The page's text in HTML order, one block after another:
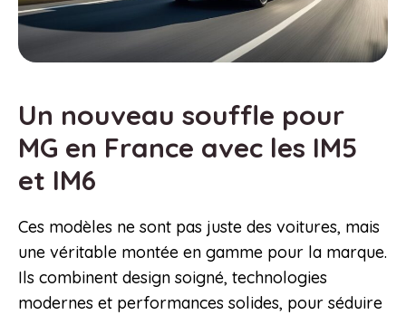
Un nouveau souffle pour
MG en France avec les IM5
et IM6
Ces modèles ne sont pas juste des voitures, mais
une véritable montée en gamme pour la marque.
Ils combinent design soigné, technologies
modernes et performances solides, pour séduire